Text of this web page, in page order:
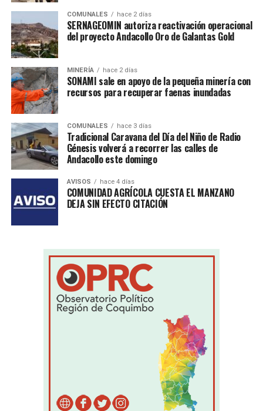
COMUNALES hace 2 días
SERNAGEOMIN autoriza reactivación operacional
del proyecto Andacollo Oro de Galantas Gold
MINERÍA hace 2 días
SONAMI sale en apoyo de la pequeña minería con
recursos para recuperar faenas inundadas
COMUNALES hace 3 días
Tradicional Caravana del Día del Niño de Radio
Génesis volverá a recorrer las calles de
Andacollo este domingo
AVISOS hace 4 días
COMUNIDAD AGRÍCOLA CUESTA EL MANZANO
DEJA SIN EFECTO CITACIÓN